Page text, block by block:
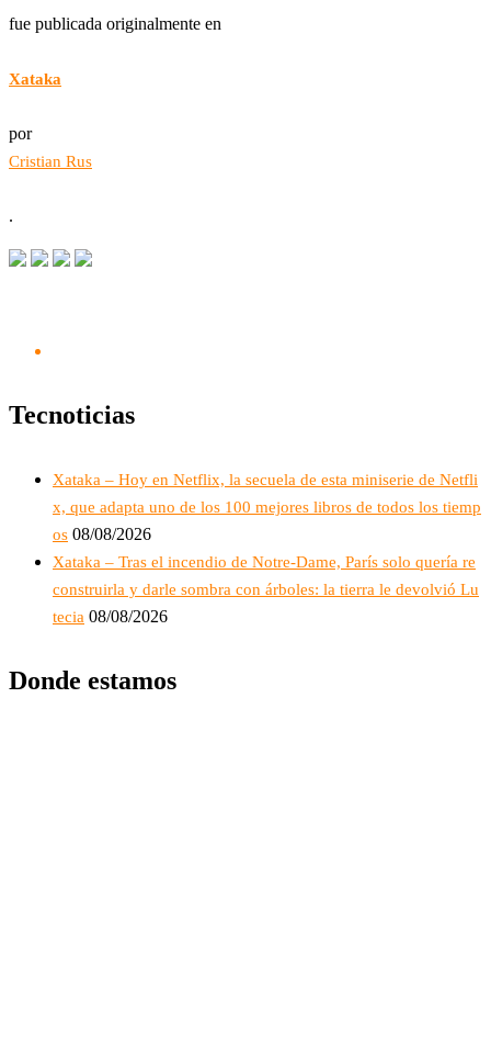
fue publicada originalmente en
Xataka
por
Cristian Rus
.
Tecnoticias
Xataka – Hoy en Netflix, la secuela de esta miniserie de Netfli
x, que adapta uno de los 100 mejores libros de todos los tiemp
os 08/08/2026
Xataka – Tras el incendio de Notre-Dame, París solo quería re
construirla y darle sombra con árboles: la tierra le devolvió Lu
tecia 08/08/2026
Donde estamos